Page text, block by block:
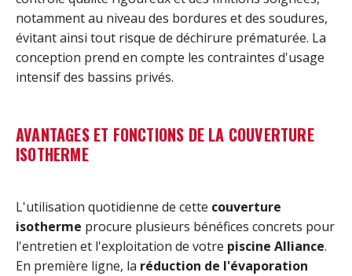
notamment au niveau des bordures et des soudures,
évitant ainsi tout risque de déchirure prématurée. La
conception prend en compte les contraintes d'usage
intensif des bassins privés.
AVANTAGES ET FONCTIONS DE LA COUVERTURE
ISOTHERME
L'utilisation quotidienne de cette couverture
isotherme procure plusieurs bénéfices concrets pour
l'entretien et l'exploitation de votre piscine Alliance.
En première ligne, la réduction de l'évaporation